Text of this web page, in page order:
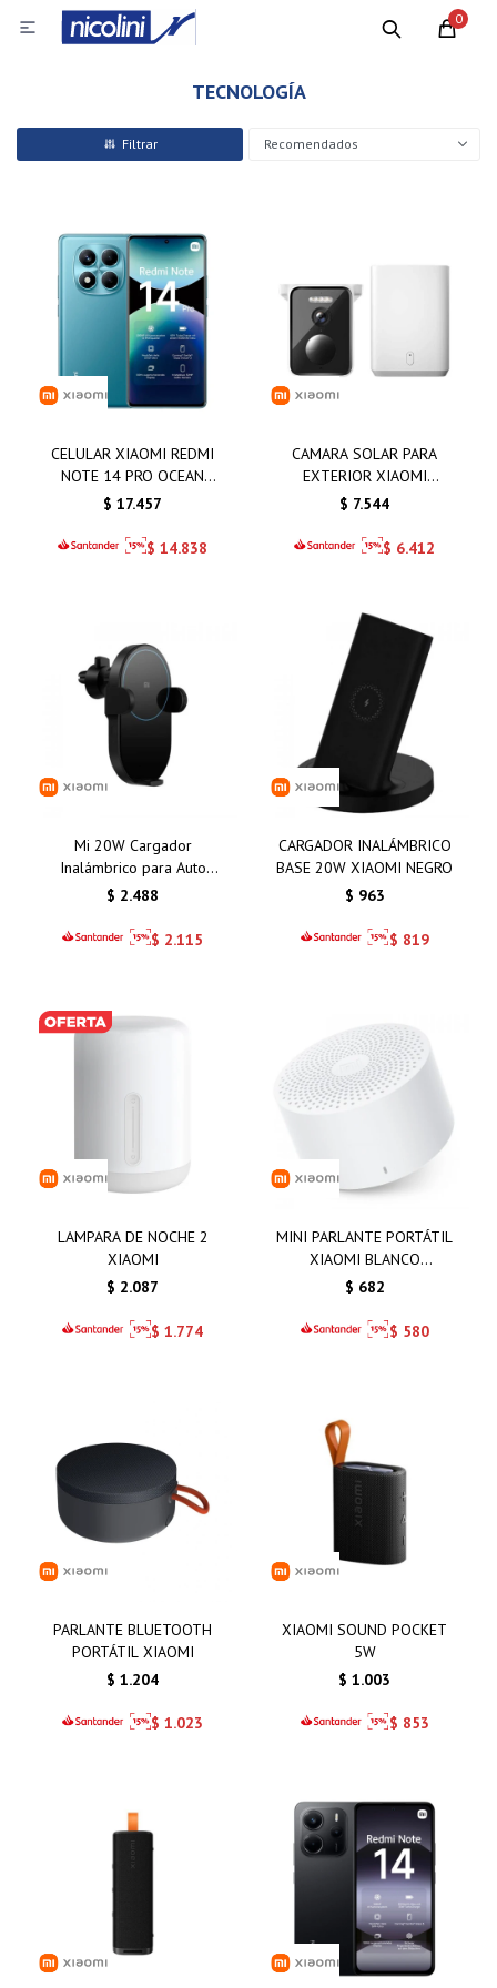
0

TECNOLOGÍA
Recomendados
CELULAR XIAOMI REDMI
NOTE 14 PRO OCEAN
BLUE 8GB 256GB
$ 17.457
$ 14.838
CAMARA SOLAR PARA
EXTERIOR XIAOMI
BW400 PRO SET
$ 7.544
$ 6.412
Mi 20W Cargador
Inalámbrico para Auto
Xiaomi
$ 2.488
$ 2.115
CARGADOR INALÁMBRICO
BASE 20W XIAOMI NEGRO
$ 963
$ 819
LAMPARA DE NOCHE 2
XIAOMI
$ 2.087
$ 1.774
MINI PARLANTE PORTÁTIL
XIAOMI BLANCO
SPEAKER2 COMPACTO
$ 682
$ 580
PARLANTE BLUETOOTH
PORTÁTIL XIAOMI
$ 1.204
$ 1.023
XIAOMI SOUND POCKET
5W
$ 1.003
$ 853